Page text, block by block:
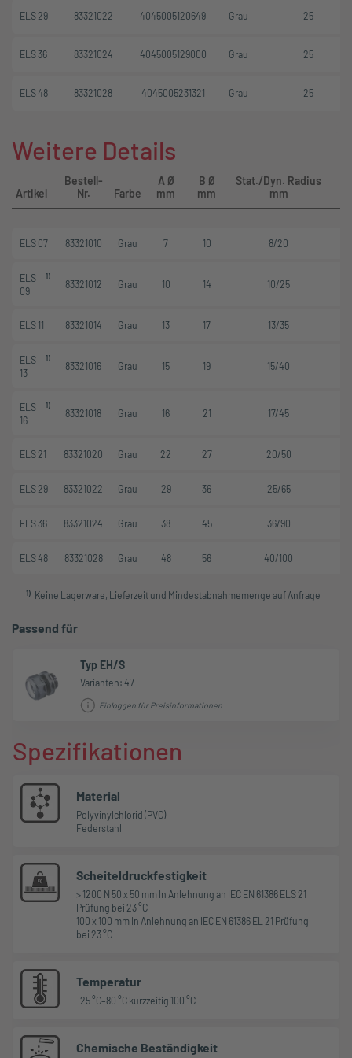
ELS 29 83321022 4045005120649 Grau 25
ELS 36 83321024 4045005129000 Grau 25
ELS 48 83321028 4045005231321 Grau 25
Weitere Details
Artikel
Bestell-
Nr.
Farbe
A Ø
mm
B Ø
mm
Stat./Dyn. Radius
mm
ELS 07 83321010 Grau 7 10 8/20
ELS
09
1)
83321012 Grau 10 14 10/25
ELS 11 83321014 Grau 13 17 13/35
ELS
13
1)
83321016 Grau 15 19 15/40
ELS
16
1)
83321018 Grau 16 21 17/45
ELS 21 83321020 Grau 22 27 20/50
ELS 29 83321022 Grau 29 36 25/65
ELS 36 83321024 Grau 38 45 36/90
ELS 48 83321028 Grau 48 56 40/100
1) Keine Lagerware, Lieferzeit und Mindestabnahmemenge auf Anfrage
Passend für
Typ EH/S
Varianten: 47
Einloggen für Preisinformationen
Spezifikationen
Material
Polyvinylchlorid (PVC)
Federstahl
Scheiteldruckfestigkeit
> 1200 N 50 x 50 mm In Anlehnung an IEC EN 61386 ELS 21
Prüfung bei 23 °C
100 x 100 mm In Anlehnung an IEC EN 61386 EL 21 Prüfung
bei 23 °C
Temperatur
-25 °C–80 °C kurzzeitig 100 °C
Chemische Beständigkeit